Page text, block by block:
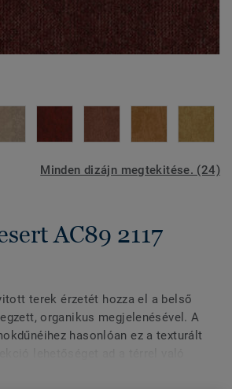
Minden dizájn megtekitése. (24)
AC89 2117
terek érzetét hozza el a belső
organikus megjelenésével. A
hasonlóan ez a texturált
harmonikus padlóképet hozzon